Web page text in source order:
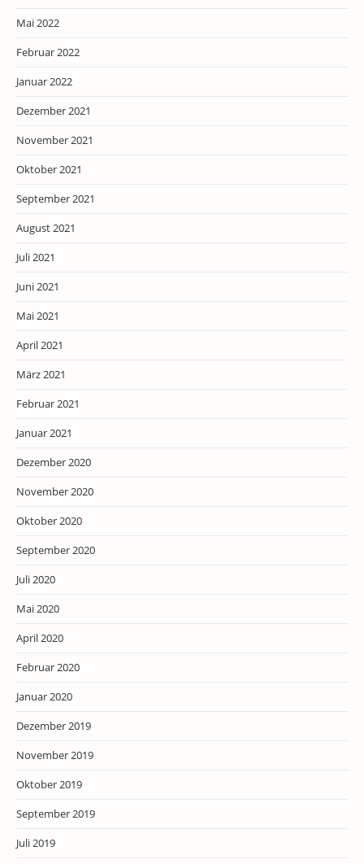
Mai 2022
Februar 2022
Januar 2022
Dezember 2021
November 2021
Oktober 2021
September 2021
August 2021
Juli 2021
Juni 2021
Mai 2021
April 2021
März 2021
Februar 2021
Januar 2021
Dezember 2020
November 2020
Oktober 2020
September 2020
Juli 2020
Mai 2020
April 2020
Februar 2020
Januar 2020
Dezember 2019
November 2019
Oktober 2019
September 2019
Juli 2019